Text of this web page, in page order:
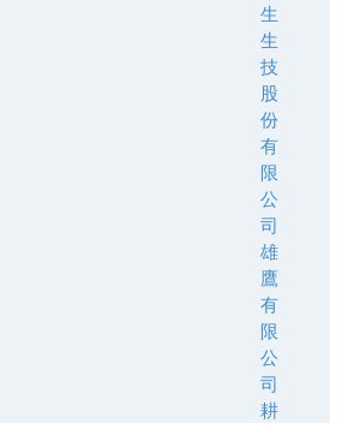
生
生
技
股
份
有
限
公
司
雄
鷹
有
限
公
司
耕